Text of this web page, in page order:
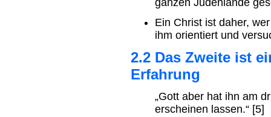
ganzen Judenlande
Ein Christ ist daher,
ihm orientiert und
2.2 Das Zweite ist
Erfahrung
„Gott aber hat ihn am
erscheinen lassen.“ [5]